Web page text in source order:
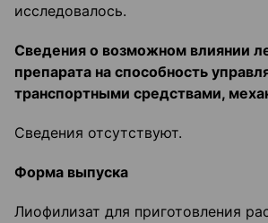
исследовалось.
Сведения о возможном влиянии
препарата на способность
транспортными средствами,
Сведения отсутствуют.
Форма выпуска
Лиофилизат для приготовления